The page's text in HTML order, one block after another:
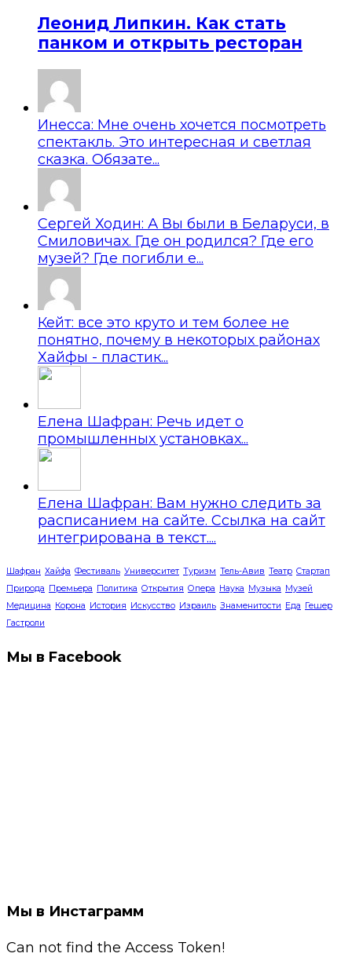
Леонид Липкин. Как стать
панком и открыть ресторан
Инесса: Мне очень хочется посмотреть
спектакль. Это интересная и светлая
сказка. Обязате...
Сергей Ходин: А Вы были в Беларуси, в
Смиловичах. Где он родился? Где его
музей? Где погибли е...
Кейт: все это круто и тем более не
понятно, почему в некоторых районах
Хайфы - пластик...
Елена Шафран: Речь идет о
промышленных установках...
Елена Шафран: Вам нужно следить за
расписанием на сайте. Ссылка на сайт
интегрирована в текст....
Шафран Хайфа Фестиваль Университет Туризм Тель-Авив Театр Стартап
Природа Премьера Политика Открытия Опера Наука Музыка Музей
Медицина Корона История Искусство Израиль Знаменитости Еда Гешер
Гастроли
Мы в Facebook
Мы в Инстаграмм
Can not find the Access Token!